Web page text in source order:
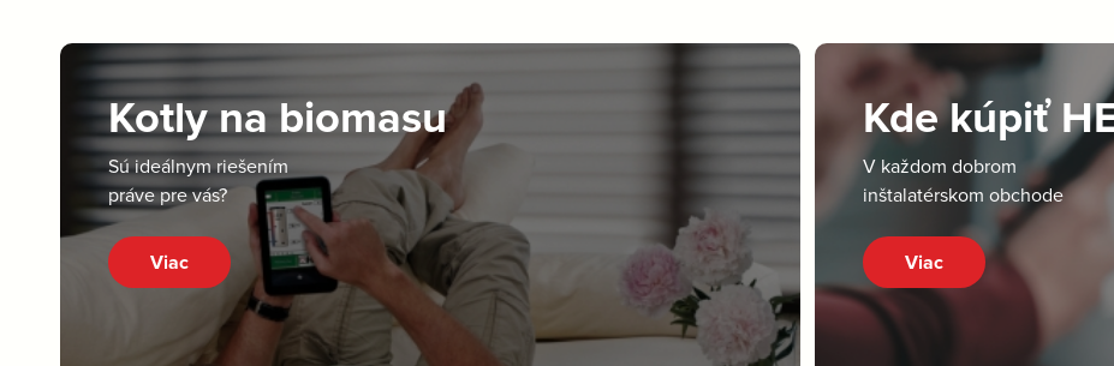
Kotly na biomasu
Sú ideálnym riešením
práve pre vás?
Viac
Kde kúpiť
V každom dobrom
inštalatérskom obchode
Viac